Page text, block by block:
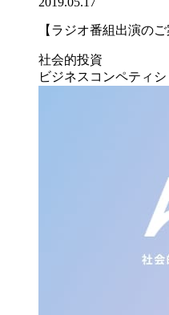
【ラジオ番組出演の
社会的投資
ビジネスコンペティシ